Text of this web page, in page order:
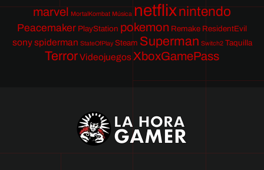
marvel MortalKombat Música netflixnintendo
Peacemaker PlayStation pokemon Remake ResidentEvil
sony spiderman StateOfPlay Steam Superman Switch2 Taquilla
TerrorVideojuegos XboxGamePass